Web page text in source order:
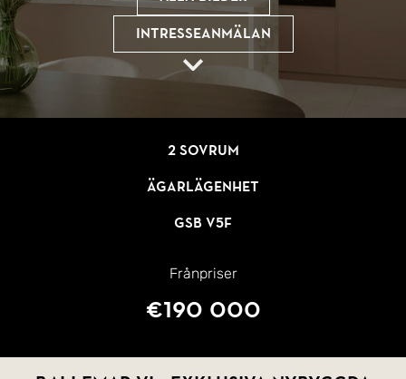
Intresseanmälan
2 sovrum
Ägarlägenhet
GSB V5F
Frånpriser
€190 000